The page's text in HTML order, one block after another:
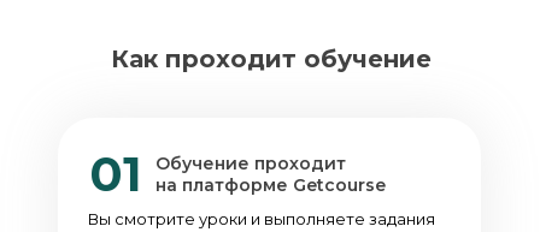
Как проходит обучение
01
Обучение проходит
на платформе Getcourse
Вы смотрите уроки и выполняете задания